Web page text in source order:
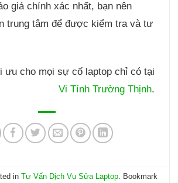
giá chính xác nhất, bạn nên
trung tâm để được kiểm tra và tư
ưu cho mọi sự cố laptop chỉ có tại
Vi Tính Trường Thịnh.
inTư Vấn Dịch Vụ Sửa Laptop. Bookmark